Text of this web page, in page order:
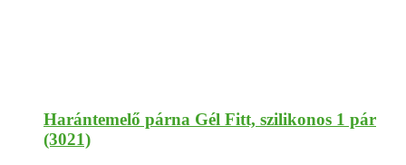
Harántemelő párna Gél Fitt, szilikonos 1 pár
(3021)